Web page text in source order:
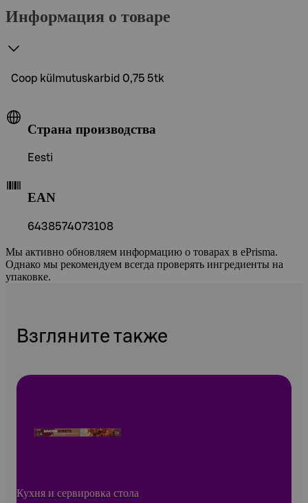
Информация о товаре
Coop külmutuskarbid 0,75 5tk
Страна производства
Eesti
EAN
6438574073108
Мы активно обновляем информацию о товарах в ePrisma.
Однако мы рекомендуем всегда проверять ингредиенты на
упаковке.
Взгляните также
Кухня и сервировка стола